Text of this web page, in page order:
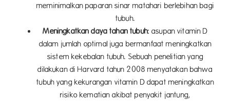
meminimalkan paparan sinar matahari berlebihan bagi
tubuh.
Meningkatkan daya tahan tubuh:asupan vitamin D
dalam jumlah optimal juga bermanfaat meningkatkan
sistem kekebalan tubuh. Sebuah penelitian yang
dilakukan di Harvard tahun 2008 menyatakan bahwa
tubuh yang kekurangan vitamin D dapat meningkatkan
risiko kematian akibat penyakit jantung,